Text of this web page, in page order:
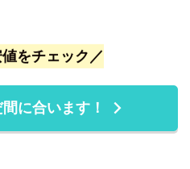
をチェック／
に合います！